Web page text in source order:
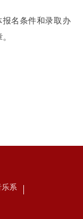
报名条件和录取办
乐系